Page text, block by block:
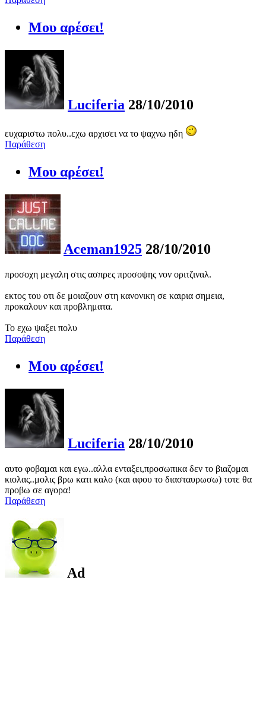
Μου αρέσει!
Luciferia 28/10/2010
ευχαριστω πολυ..εχω αρχισει να το ψαχνω ηδη
Παράθεση
Μου αρέσει!
Aceman1925 28/10/2010
προσοχη μεγαλη στις ασπρες προσοψης νον οριτζιναλ.
εκτος του οτι δε μοιαζουν στη κανονικη σε καιρια σημεια,
προκαλουν και προβληματα.
Το εχω ψαξει πολυ
Παράθεση
Μου αρέσει!
Luciferia 28/10/2010
αυτο φοβαμαι και εγω..αλλα ενταξει,προσωπικα δεν το βιαζομαι
κιολας..μολις βρω κατι καλο (και αφου το διασταυρωσω) τοτε θα
προβω σε αγορα!
Παράθεση
Ad